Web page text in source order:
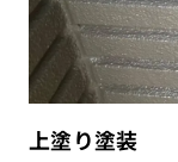
上塗り塗装